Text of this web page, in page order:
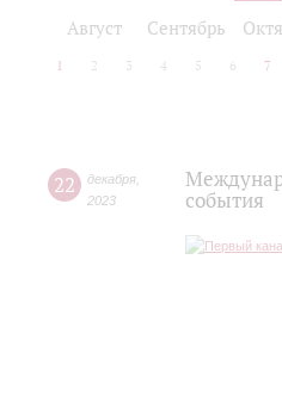
Август Сентябрь
1 2 3 4 5 6 7
22 декабря
2023
события